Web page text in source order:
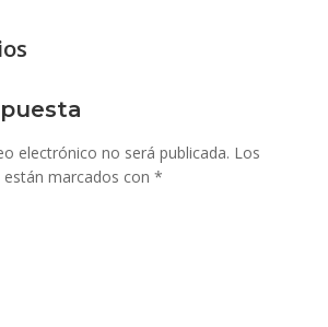
electrónico no será publicada. Los
marcados con *